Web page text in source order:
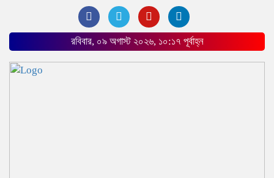
রবিবার, ০৯ অগাস্ট ২০২৬, ১০:১৭ পূর্বাহ্ন